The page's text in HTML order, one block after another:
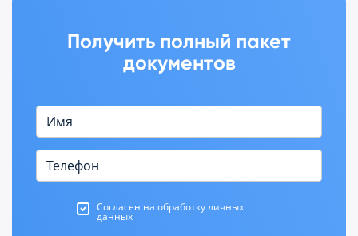
Получить полный пакет
документов
Согласен на обработку личных
данных